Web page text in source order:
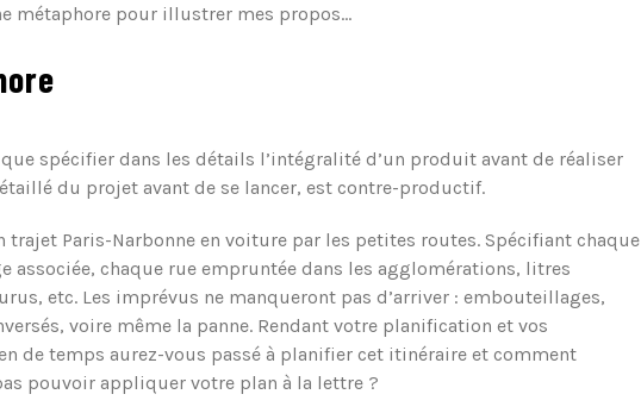
métaphore pour illustrer mes propos…
spécifier dans les détails l’intégralité d’un produit avant de réaliser
du projet avant de se lancer, est contre-productif.
Paris-Narbonne en voiture par les petites routes. Spécifiant chaque
associée, chaque rue empruntée dans les agglomérations, litres
etc. Les imprévus ne manqueront pas d’arriver : embouteillages,
voire même la panne. Rendant votre planification et vos
de temps aurez-vous passé à planifier cet itinéraire et comment
pouvoir appliquer votre plan à la lettre ?